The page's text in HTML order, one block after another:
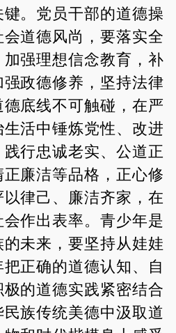
。党员干部的道德操
道德风尚，要落实全
强理想信念教育，补
政德修养，坚持法律
底线不可触碰，在严
活中锤炼党性、改进
行忠诚老实、公道正
廉洁等品格，正心修
律己、廉洁齐家，在
作出表率。青少年是
未来，要坚持从娃娃
正确的道德认知、自
的道德实践紧密结合
族传统美德中汲取道